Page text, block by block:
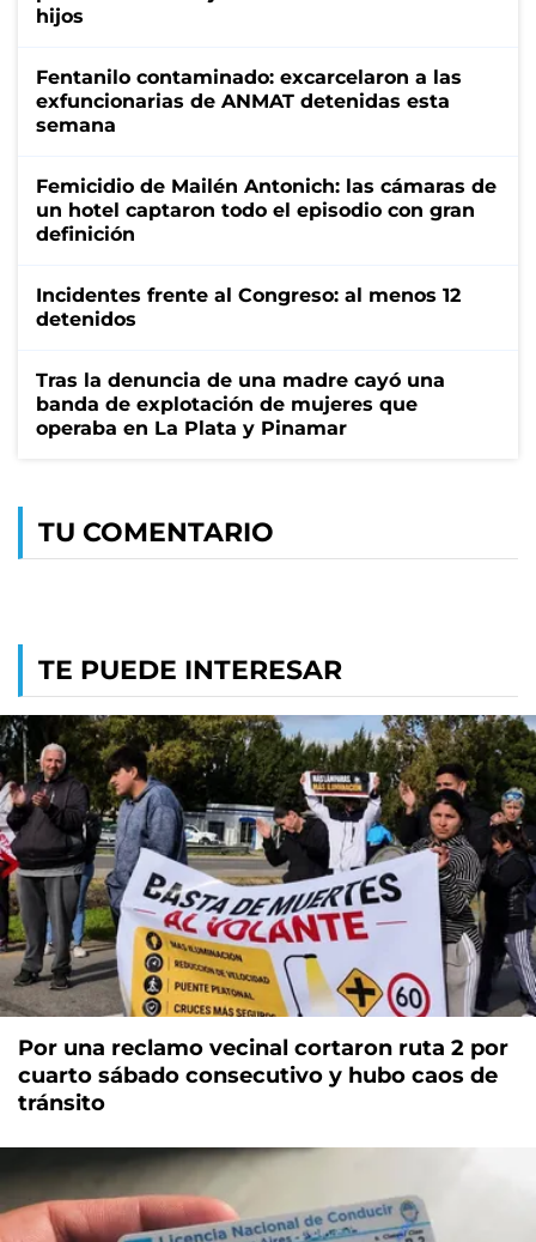
hijos
Fentanilo contaminado: excarcelaron a las
exfuncionarias de ANMAT detenidas esta
semana
Femicidio de Mailén Antonich: las cámaras de
un hotel captaron todo el episodio con gran
definición
Incidentes frente al Congreso: al menos 12
detenidos
Tras la denuncia de una madre cayó una
banda de explotación de mujeres que
operaba en La Plata y Pinamar
TU COMENTARIO
TE PUEDE INTERESAR
Por una reclamo vecinal cortaron ruta 2 por
cuarto sábado consecutivo y hubo caos de
tránsito